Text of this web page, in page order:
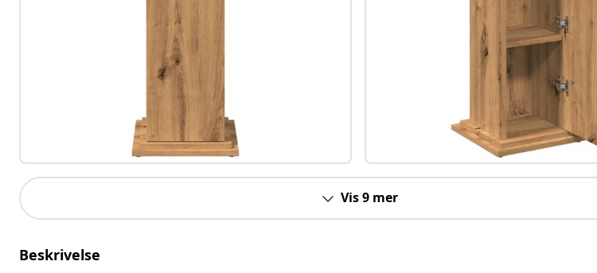
Vis 9 mer
Beskrivelse